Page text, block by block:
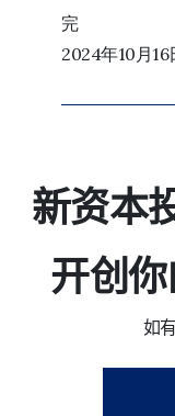
完
2024年10月16
新资本
开创你
如